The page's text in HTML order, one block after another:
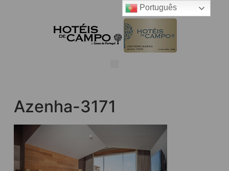
Azenha-3171
Português